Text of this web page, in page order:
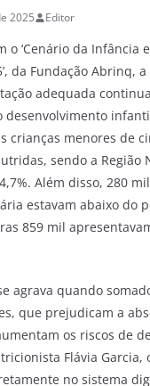
2025 Editor
o ‘Cenário da Infância
da Fundação Abrinq,
adequada
desenvolvimento
crianças menores de
sendo a Região
Além disso, 280
estavam abaixo do
859 mil
agrava quando
que prejudicam a
os riscos de
Flávia Garcia,
no sistema